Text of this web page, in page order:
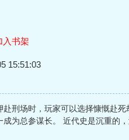
入书架
15:51:03
刑场时，玩家可以选择慷慨赴死
为总参谋长。 近代史是沉重的